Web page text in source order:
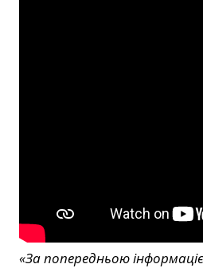
«За попередньою